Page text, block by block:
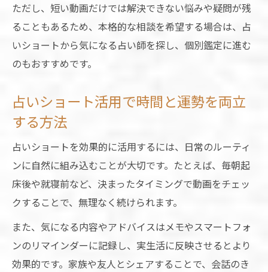
ただし、短い動画だけでは解決できない悩みや疑問が残
ることもあるため、本格的な相談を希望する場合は、占
いショートから気になる占い師を探し、個別鑑定に進む
のもおすすめです。
占いショート活用で時間と運勢を両立
する方法
占いショートを効果的に活用するには、日常のルーティ
ンに自然に組み込むことが大切です。たとえば、毎朝起
床後や就寝前など、決まったタイミングで動画をチェッ
クすることで、無理なく続けられます。
また、気になる内容やアドバイスはメモやスマートフォ
ンのリマインダーに記録し、実生活に反映させるとより
効果的です。家族や友人とシェアすることで、会話のき